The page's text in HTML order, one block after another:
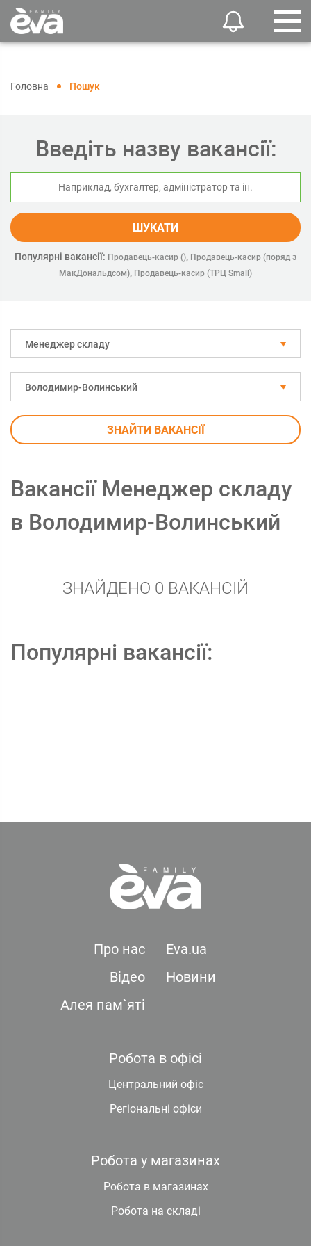
Головна Пошук
Введіть назву вакансії:
ШУКАТИ
Популярні вакансії: Продавець-касир (), Продавець-касир (поряд з
МакДональдсом), Продавець-касир (ТРЦ Small)
Менеджер складу
Володимир-Волинський
ЗНАЙТИ ВАКАНСІЇ
Вакансії Менеджер складу
в Володимир-Волинський
ЗНАЙДЕНО 0 ВАКАНСІЙ
Популярні вакансії:
Про нас
Eva.ua
Відео
Новини
Алея пам`яті
Робота в офісі
Центральний офіс
Регіональні офіси
Робота у магазинах
Робота в магазинах
Робота на складі